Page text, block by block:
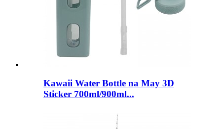
Kawaii Water Bottle na May 3D
Sticker 700ml/900ml...